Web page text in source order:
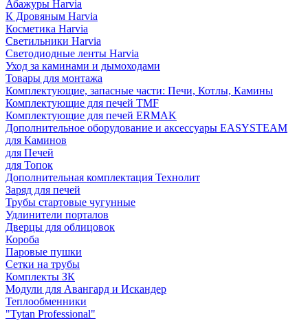
Абажуры Harvia
К Дровяным Harvia
Косметика Harvia
Светильники Harvia
Светодиодные ленты Harvia
Уход за каминами и дымоходами
Товары для монтажа
Комплектующие, запасные части: Печи, Котлы, Камины
Комплектующие для печей TMF
Комплектующие для печей ERMAK
Дополнительное оборудование и аксессуары EASYSTEAM
для Каминов
для Печей
для Топок
Дополнительная комплектация Технолит
Заряд для печей
Трубы стартовые чугунные
Удлинители порталов
Дверцы для облицовок
Короба
Паровые пушки
Сетки на трубы
Комплекты ЗК
Модули для Авангард и Искандер
Теплообменники
"Tytan Professional"